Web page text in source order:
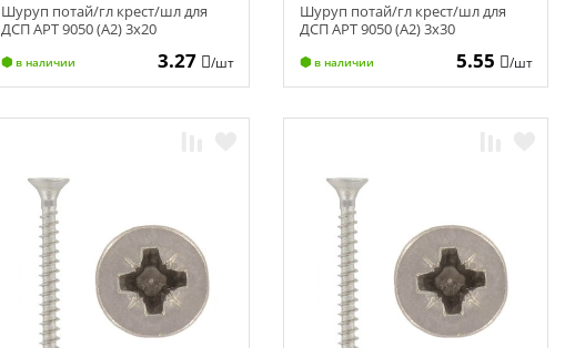
Шуруп потай/гл крест/шл для
ДСП АРТ 9050 (А2) 3х20
в наличии 3.27 /шт
Шуруп потай/гл крест/шл для
ДСП АРТ 9050 (А2) 3х30
в наличии 5.55 /шт